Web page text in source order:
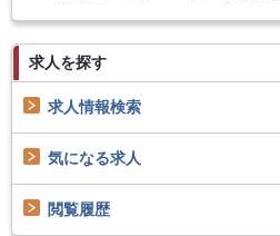
求人を探す
求人情報検索
気になる求人
閲覧履歴